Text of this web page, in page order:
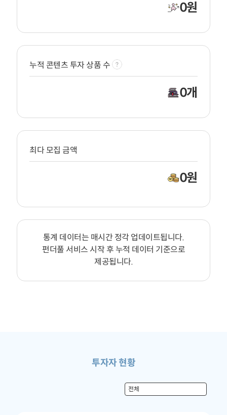
0원
누적 콘텐츠 투자 상품 수
0개
최다 모집 금액
0원
통계 데이터는 매시간 정각 업데이트됩니다.
펀더풀 서비스 시작 후 누적 데이터 기준으로
제공됩니다.
투자자 현황